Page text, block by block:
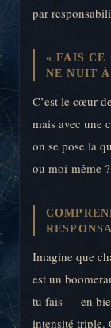
par
« FAIS CE
NE NUIT
C’est le cœur
mais avec une
on se pose la
ou moi-même
Imagine que
est un
tu fais — en
intensité triple.